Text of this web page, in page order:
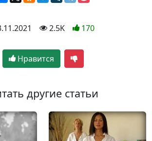
2.5K 170
Нравится
другие статьи